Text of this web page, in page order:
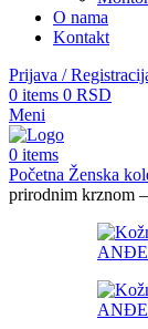
O nama
Kontakt
Prijava /
0 items 0 RSD
Meni
0 items
Početna Ženska
prirodnim krznom